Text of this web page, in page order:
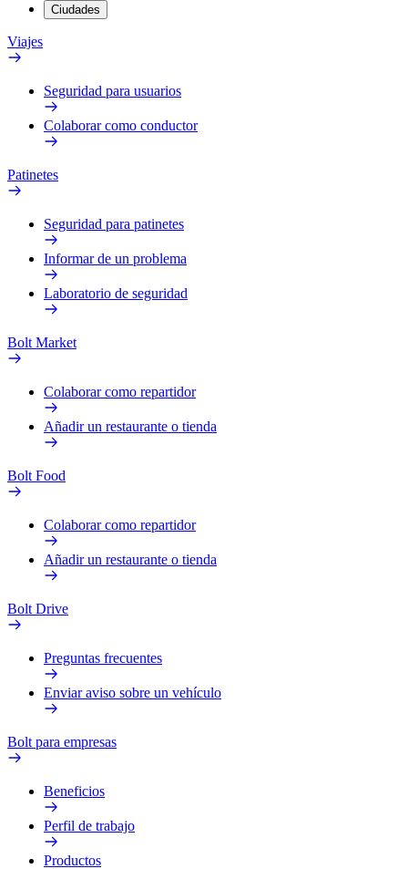
Ciudades
Viajes
Seguridad para usuarios
Colaborar como conductor
Patinetes
Seguridad para patinetes
Informar de un problema
Laboratorio de seguridad
Bolt Market
Colaborar como repartidor
Añadir un restaurante o tienda
Bolt Food
Colaborar como repartidor
Añadir un restaurante o tienda
Bolt Drive
Preguntas frecuentes
Enviar aviso sobre un vehículo
Bolt para empresas
Beneficios
Perfil de trabajo
Productos